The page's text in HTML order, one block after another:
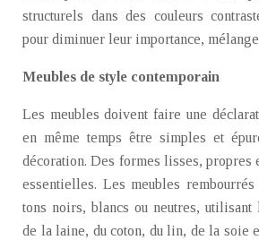
structurels dans des couleurs
pour diminuer leur importance,
Meubles de style contemporain
Les meubles doivent faire une
en même temps être simples et
décoration. Des formes lisses, propres
essentielles. Les meubles rembourrés
tons noirs, blancs ou neutres,
de la laine, du coton, du lin, de la soie